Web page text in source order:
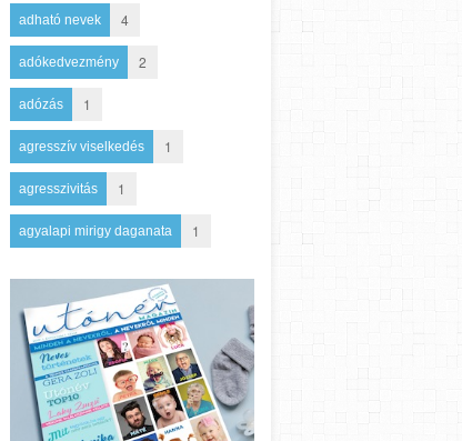
adható nevek 4
adókedvezmény 2
adózás 1
agresszív viselkedés 1
agresszivitás 1
agyalapi mirigy daganata 1